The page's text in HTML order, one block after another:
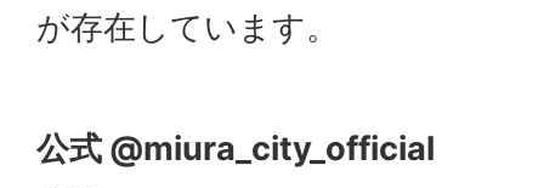
が存在しています。
公式 @miura_city_official